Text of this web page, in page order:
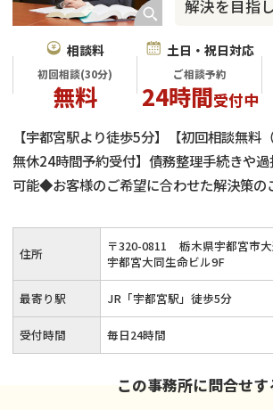
解決を目指
相談料
初回相談(30分)
無料
土日・祝日対応
ご相談予約
24時間受付中
【宇都宮駅より徒歩5分】【初回相談無料
無休24時間予約受付】債務整理手続きや
可能◆お客様のご希望に合わせた解決策
約後は迅速かつ的確に対応◆「弁護士が
っていただけるよう、お客様に寄り添いな
を目指します。
住所 〒320-0811
栃木県宇都宮市
宇都宮大同生命ビル9F
最寄り駅 JR「宇都宮駅」徒歩5分
受付時間 毎日24時間
この事務所に問合せす